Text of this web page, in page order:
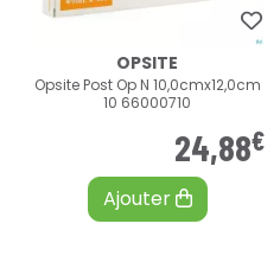
OPSITE
Opsite Post Op N 10,0cmx12,0cm
10 66000710
24,88€
Ajouter